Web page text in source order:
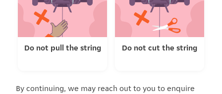
Do not pull the string Do not cut the string
By continuing, we may reach out to you to enquire